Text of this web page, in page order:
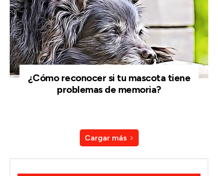
¿Cómo reconocer si tu mascota tiene
problemas de memoria?
Cargar más